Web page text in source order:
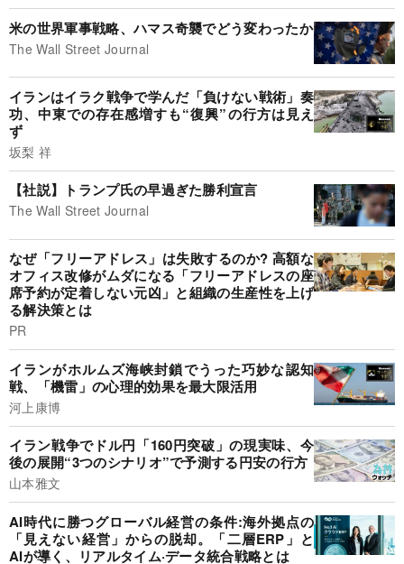
米の世界軍事戦略、ハマス奇襲でどう変わったか
The Wall Street Journal
イランはイラク戦争で学んだ「負けない戦術」奏
功、中東での存在感増すも“復興”の行方は見え
ず
坂梨 祥
【社説】トランプ氏の早過ぎた勝利宣言
The Wall Street Journal
なぜ「フリーアドレス」は失敗するのか? 高額な
オフィス改修がムダになる「フリーアドレスの座
席予約が定着しない元凶」と組織の生産性を上げ
る解決策とは
PR
イランがホルムズ海峡封鎖でうった巧妙な認知
戦、「機雷」の心理的効果を最大限活用
河上康博
イラン戦争でドル円「160円突破」の現実味、今
後の展開“3つのシナリオ”で予測する円安の行方
山本雅文
AI時代に勝つグローバル経営の条件:海外拠点の
「見えない経営」からの脱却。「二層ERP」と
AIが導く、リアルタイム·データ統合戦略とは